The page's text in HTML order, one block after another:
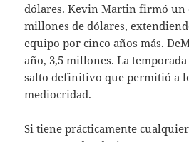
dólares. Kevin Martin firmó un
millones de dólares,
equipo por cinco años más.
año, 3,5 millones. La temporada
salto definitivo que permitió a
mediocridad.
Si tiene prácticamente